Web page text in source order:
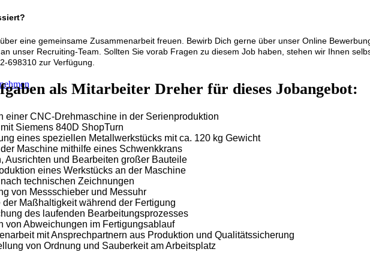
eine gemeinsame Zusammenarbeit freuen. Bewirb Dich gerne über unser Online
an unser Recruiting-Team. Sollten Sie vorab Fragen zu diesem Job haben, stehen wir Ihnen
698310 zur Verfügung.
als Mitarbeiter Dreher für dieses Jobangebot:
einer CNC-Drehmaschine in der Serienproduktion
Siemens 840D ShopTurn
eines speziellen Metallwerkstücks mit ca. 120 kg Gewicht
Maschine mithilfe eines Schwenkkrans
Ausrichten und Bearbeiten großer Bauteile
eines Werkstücks an der Maschine
technischen Zeichnungen
von Messschieber und Messuhr
der Maßhaltigkeit während der Fertigung
des laufenden Bearbeitungsprozesses
von Abweichungen im Fertigungsablauf
mit Ansprechpartnern aus Produktion und Qualitätssicherung
von Ordnung und Sauberkeit am Arbeitsplatz